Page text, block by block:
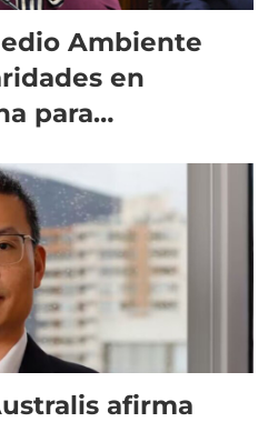
Ambiente
en
para
afirma